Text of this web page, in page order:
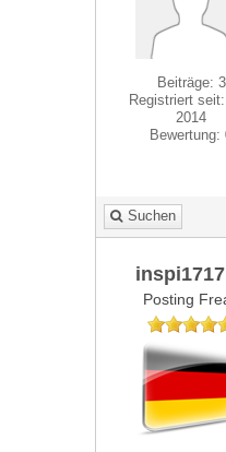
Beiträge: 3
Registriert
2014
Bewertung:
Suchen
inspi1717
Posting